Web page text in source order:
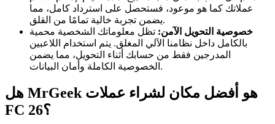
عملاتك كما هو موعود، فستحصل على استرداد كامل، مما
يضمن تجربة خالية تمامًا من القلق.
خصوصية التحويل الآمن: تظل معلوماتك الشخصية محمية
بالكامل داخل نظامنا الآلي المغلق. يتم استخدام اللاعبين
المدرجين فقط من حسابك أثناء التحويل، مما يضمن
الخصوصية الكاملة وأمان البيانات.
هل MrGeek هو أفضل مكان لشراء عملات
FC 26؟